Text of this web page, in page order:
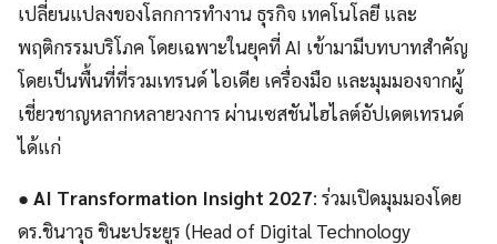
เปลี่ยนแปลงของโลกการทำงาน ธุรกิจ เทคโนโลยี และ
พฤติกรรมบริโภค โดยเฉพาะในยุคที่ AI เข้ามามีบทบาทสำคัญ
โดยเป็นพื้นที่ที่รวมเทรนด์ ไอเดีย เครื่องมือ และมุมมองจากผู้
เชี่ยวชาญหลากหลายวงการ ผ่านเซสชันไฮไลต์อัปเดตเทรนด์
ได้แก่
● AI Transformation Insight 2027: ร่วมเปิดมุมมองโดย
ดร.ชินาวุธ ชินะประยูร (Head of Digital Technology